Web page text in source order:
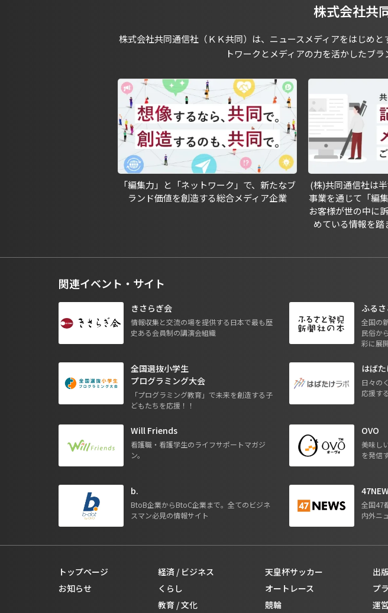
株式会社共
株式会社共同通信社（ＫＫ共同）は、ニュースメディアをはじめ
トワークとメディアの力を活かしたブ
「編集力」と「ネットワーク」で、新たなブ
ランド価値を創造する総合メディア企業
(株)共同通信社は
事業を通じて「編
お客様が世の中に
めている情報を踏
関連イベント・サイト
きさらぎ会
情報収集と交流の場を提供する日本で最も歴
史ある会員制の講演会組織
ふる
全国の
民俗か
彩に展
全国選抜小学生
プログラミング大会
「プログラミング教育」で未来を創造する子
どもたちを応援！！
はば
日々の
応援す
Will Friends
看護職・看護学生のライフサポートマガジ
ン。
OVO
美味し
を発信
b.
BtoB企業からBtoC企業まで。全てのビジネ
スマン必見の情報サイト
全国47
内外ニ
トップページ
お知らせ
経済 / ビジネス
くらし
教育 / 文化
天皇杯サッカー
オートレース
競輪
出
プ
運